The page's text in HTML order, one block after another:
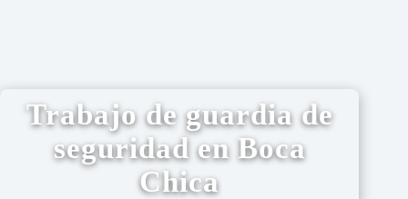
Trabajo de guardia de
seguridad en Boca
Chica